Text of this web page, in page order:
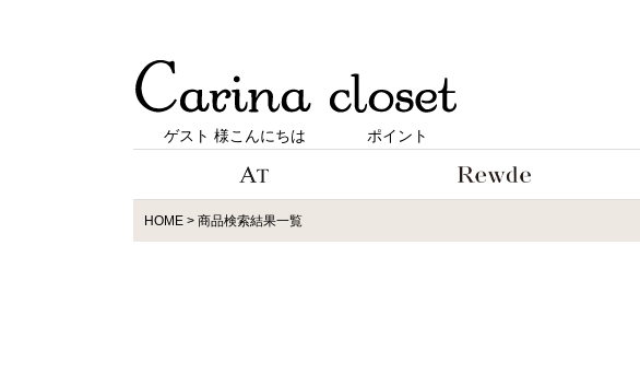
ゲスト 様こんにちは ポイント
HOME 商品検索結果一覧